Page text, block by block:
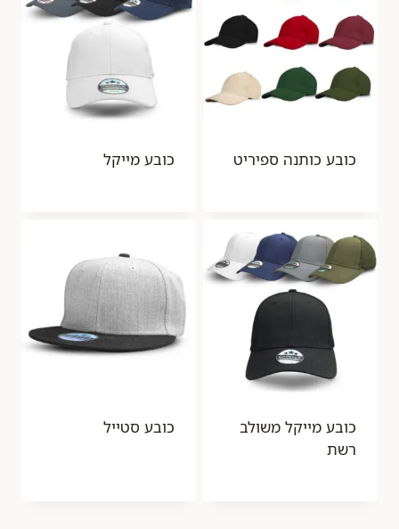
כובע כותנה ספיריט כובע מייקל
כובע מייקל משולב
רשת
כובע סטייל